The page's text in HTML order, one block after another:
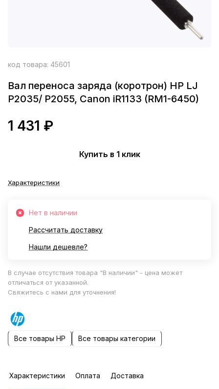
код товара: 45601
Вал переноса заряда (коротрон) HP LJ
P2035/ P2055, Canon iR1133 (RM1-6450)
1 431 ₽
Купить в 1 клик
Характеристики
Нет в наличии
Рассчитать доставку
Нашли дешевле?
В случае отсутствия товара "В наличии" - цена может
отличаться от указанной.
Свяжитесь с нами для уточнения!
Все товары HP Все товары категории
Характеристики Оплата Доставка